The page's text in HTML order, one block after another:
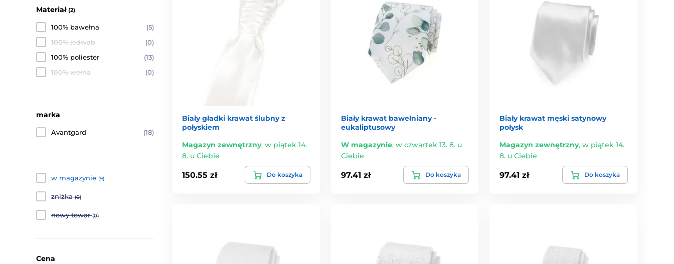
Materiał (2)
100% bawełna
(5)
100% jedwab
(0)
100% poliester
(13)
100% wełna
(0)
marka
Avantgard (18)
w magazynie (9)
zniżka (0)
nowy towar (0)
Cena
Biały gładki krawat ślubny z
połyskiem
Magazyn zewnętrzny, w piątek 14.
8. u Ciebie
150.55 zł Do koszyka
Biały krawat bawełniany -
eukaliptusowy
W magazynie, w czwartek 13. 8. u
Ciebie
97.41 zł Do koszyka
Biały krawat męski satynowy
połysk
Magazyn zewnętrzny,w piątek 14.
8. u Ciebie
97.41 zł Do koszyka